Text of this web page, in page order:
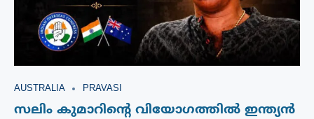
AUSTRALIA PRAVASI
സലിം കുമാറിൻ്റെ വിയോഗത്തിൽ ഇന്ത്യൻ